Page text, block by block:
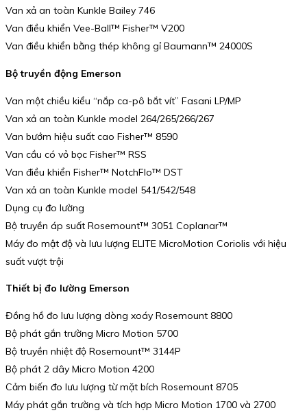
Van xả an toàn Kunkle Bailey 746
Van điều khiển Vee-Ball™ Fisher™ V200
Van điều khiển bằng thép không gỉ Baumann™ 24000S
Bộ truyền động Emerson
Van một chiều kiểu “nắp ca-pô bắt vít” Fasani LP/MP
Van xả an toàn Kunkle model 264/265/266/267
Van bướm hiệu suất cao Fisher™ 8590
Van cầu có vỏ bọc Fisher™ RSS
Van điều khiển Fisher™ NotchFlo™ DST
Van xả an toàn Kunkle model 541/542/548
Dụng cụ đo lường
Bộ truyền áp suất Rosemount™ 3051 Coplanar™
Máy đo mật độ và lưu lượng ELITE MicroMotion Coriolis với hiệu
suất vượt trội
Thiết bị đo lường Emerson
Đồng hồ đo lưu lượng dòng xoáy Rosemount 8800
Bộ phát gắn trường Micro Motion 5700
Bộ truyền nhiệt độ Rosemount™ 3144P
Bộ phát 2 dây Micro Motion 4200
Cảm biến đo lưu lượng từ mặt bích Rosemount 8705
Máy phát gắn trường và tích hợp Micro Motion 1700 và 2700